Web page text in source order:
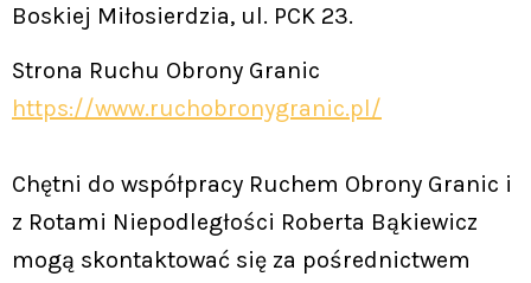
Boskiej Miłosierdzia, ul. PCK 23.
Strona Ruchu Obrony Granic
https://www.ruchobronygranic.pl/
Chętni do współpracy Ruchem Obrony Granic i
z Rotami Niepodległości Roberta Bąkiewicz
mogą skontaktować się za pośrednictwem